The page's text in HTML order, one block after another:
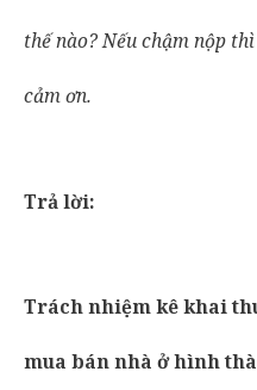
thế nào?Nếu chậm nộp
cảm ơn.
Trả lời:
Trách nhiệm kê khai
mua bán nhà ở hình